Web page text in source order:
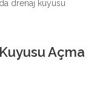
drenaj kuyusu
Açma